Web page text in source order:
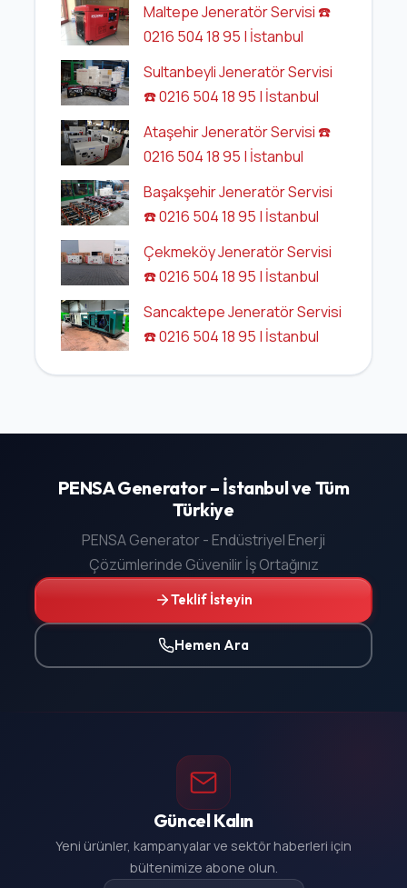
Maltepe Jeneratör Servisi ☎️
0216 504 18 95 | İstanbul
Sultanbeyli Jeneratör Servisi
☎️ 0216 504 18 95 | İstanbul
Ataşehir Jeneratör Servisi ☎️
0216 504 18 95 | İstanbul
Başakşehir Jeneratör Servisi
☎️ 0216 504 18 95 | İstanbul
Çekmeköy Jeneratör Servisi
☎️ 0216 504 18 95 | İstanbul
Sancaktepe Jeneratör Servisi
☎️ 0216 504 18 95 | İstanbul
PENSA Generator – İstanbul ve Tüm
Türkiye
PENSA Generator - Endüstriyel Enerji
Çözümlerinde Güvenilir İş Ortağınız
Teklif İsteyin
Hemen Ara
Güncel Kalın
Yeni ürünler, kampanyalar ve sektör haberleri için
bültenimize abone olun.